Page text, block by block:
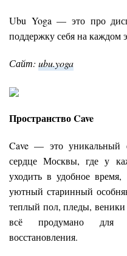
Ubu Yoga — это про
поддержку себя на каждом
Сайт: ubu.yoga
Пространство Cave
Cave — это уникальный
сердце Москвы, где у
уходить в удобное
уютный старинный
теплый пол, пледы,
всё продумано для
восстановления.